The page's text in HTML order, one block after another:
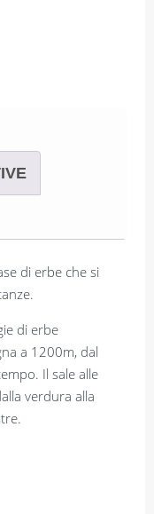
di erbe che si
di erbe
a 1200m, dal
Il sale alle
verdura alla